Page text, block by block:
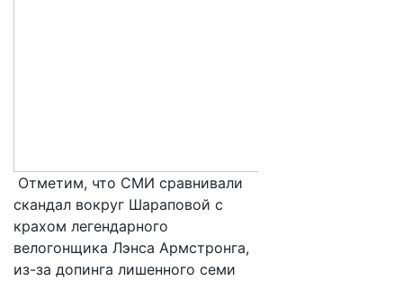
Отметим, что СМИ сравнивали
скандал вокруг Шараповой с
крахом легендарного
велогонщика Лэнса Армстронга,
из-за допинга лишенного семи